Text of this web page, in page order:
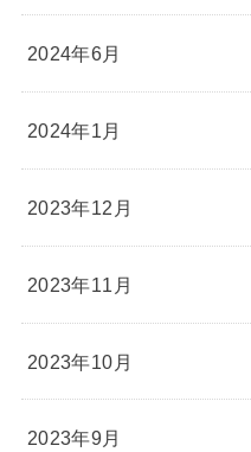
2024年6月
2024年1月
2023年12月
2023年11月
2023年10月
2023年9月